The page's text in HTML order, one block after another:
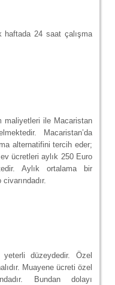
haftada 24 saat çalışma
maliyetleri ile Macaristan
Macaristan’da
alternatifini tercih eder;
ücretleri aylık 250 Euro
Aylık ortalama bir
düzeydedir. Özel
Muayene ücreti özel
Bundan dolayı